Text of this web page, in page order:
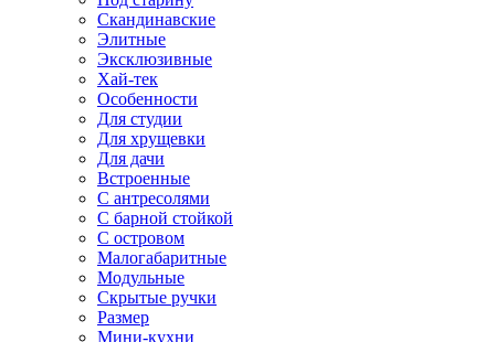
Скандинавские
Элитные
Эксклюзивные
Хай-тек
Особенности
Для студии
Для хрущевки
Для дачи
Встроенные
С антресолями
С барной стойкой
С островом
Малогабаритные
Модульные
Скрытые ручки
Размер
Мини-кухни